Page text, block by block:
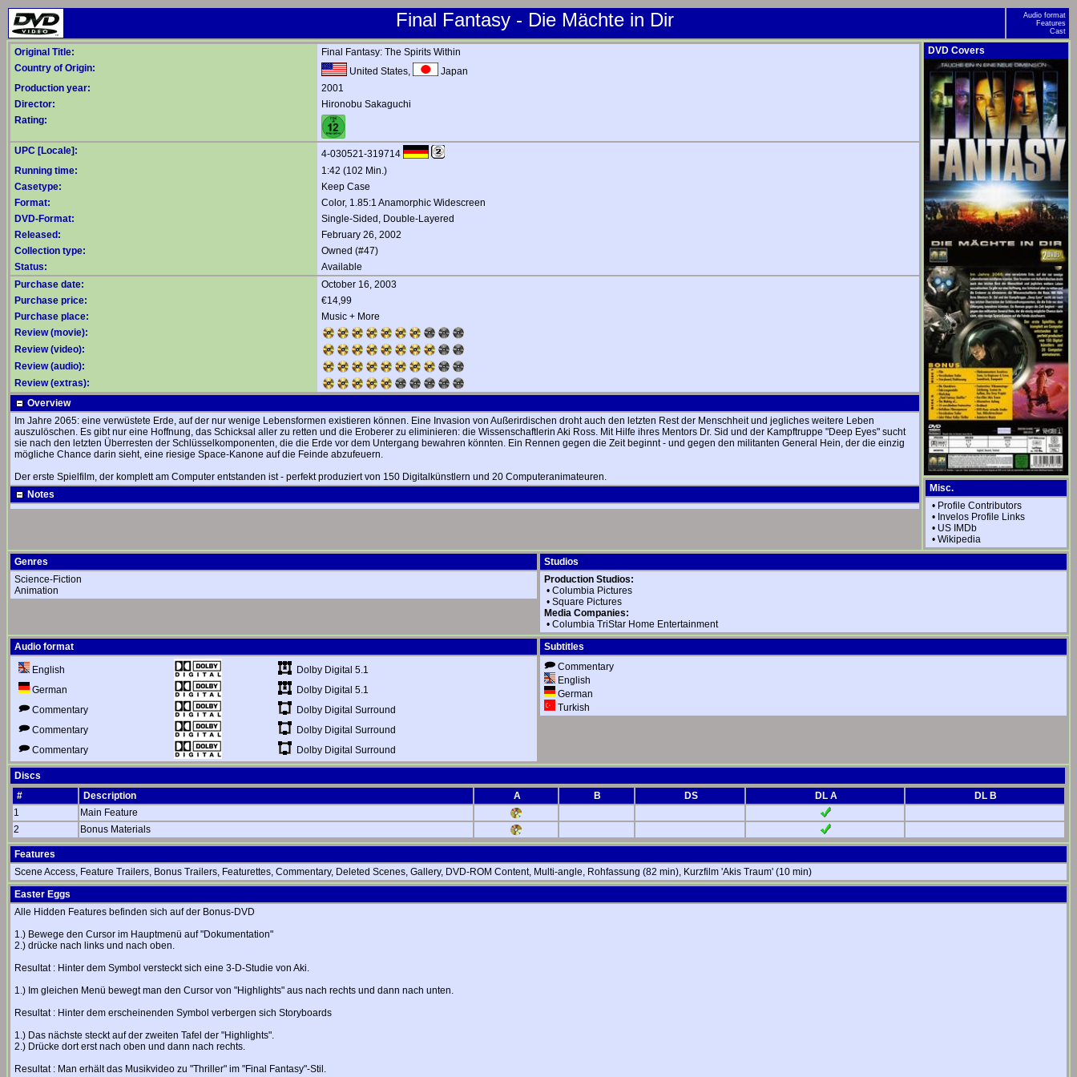
Final Fantasy - Die Mächte in Dir
Audio format
Features
Cast
Original Title:
Final Fantasy: The Spirits Within
Country of Origin:
United States,
Japan
Production year:
2001
Director:
Hironobu Sakaguchi
Rating:
UPC [Locale]:
4-030521-319714
Running time:
1:42 (102 Min.)
Casetype:
Keep Case
Format:
Color, 1.85:1 Anamorphic Widescreen
DVD-Format:
Single-Sided, Double-Layered
Released:
February 26, 2002
Collection type:
Owned (#47)
Status:
Available
Purchase date:
October 16, 2003
Purchase price:
€14,99
Purchase place:
Music + More
Review (movie):
Review (video):
Review (audio):
Review (extras):
Overview
Im Jahre 2065: eine verwüstete Erde, auf der nur wenige Lebensformen existieren können. Eine Invasion von Außerirdischen droht auch den letzten Rest der Menschheit und jegliches weitere Leben
auszulöschen. Es gibt nur eine Hoffnung, das Schicksal aller zu retten und die Eroberer zu eliminieren: die Wissenschaftlerin Aki Ross. Mit Hilfe ihres Mentors Dr. Sid und der Kampftruppe "Deep Eyes" sucht
sie nach den letzten Überresten der Schlüsselkomponenten, die die Erde vor dem Untergang bewahren könnten. Ein Rennen gegen die Zeit beginnt - und gegen den militanten General Hein, der die einzig
mögliche Chance darin sieht, eine riesige Space-Kanone auf die Feinde abzufeuern.
Der erste Spielfilm, der komplett am Computer entstanden ist - perfekt produziert von 150 Digitalkünstlern und 20 Computeranimateuren.
Notes
DVD Covers
Misc.
• Profile Contributors
• Invelos Profile Links
• US IMDb
• Wikipedia
Genres
Science-Fiction
Animation
Studios
Production Studios:
• Columbia Pictures
• Square Pictures
Media Companies:
• Columbia TriStar Home Entertainment
Audio format
English
Dolby Digital 5.1
German
Dolby Digital 5.1
Commentary
Dolby Digital Surround
Commentary
Dolby Digital Surround
Commentary
Dolby Digital Surround
Subtitles
Commentary
English
German
Turkish
Discs
#
Description A B DS DL A
DL B
1
Main Feature
2
Bonus Materials
Features
Scene Access, Feature Trailers, Bonus Trailers, Featurettes, Commentary, Deleted Scenes, Gallery, DVD-ROM Content, Multi-angle, Rohfassung (82 min), Kurzfilm 'Akis Traum' (10 min)
Easter Eggs
Alle Hidden Features befinden sich auf der Bonus-DVD
1.) Bewege den Cursor im Hauptmenü auf "Dokumentation"
2.) drücke nach links und nach oben.
Resultat : Hinter dem Symbol versteckt sich eine 3-D-Studie von Aki.
1.) Im gleichen Menü bewegt man den Cursor von "Highlights" aus nach rechts und dann nach unten.
Resultat : Hinter dem erscheinenden Symbol verbergen sich Storyboards
1.) Das nächste steckt auf der zweiten Tafel der "Highlights".
2.) Drücke dort erst nach oben und dann nach rechts.
Resultat : Man erhält das Musikvideo zu "Thriller" im "Final Fantasy"-Stil.